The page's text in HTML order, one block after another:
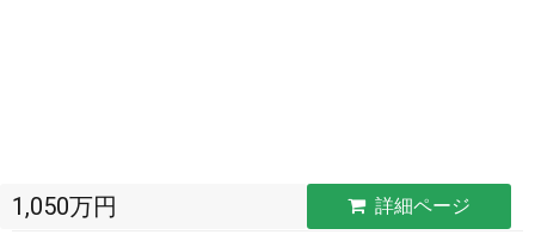
1,050万円 詳細ページ